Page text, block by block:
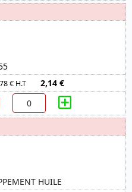
€ H.T 2,14 €
HUILE